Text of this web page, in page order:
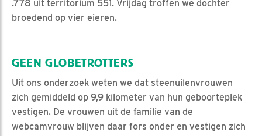
.778 uit territorium 551. Vrijdag troffen we dochter
broedend op vier eieren.
GEEN GLOBETROTTERS
Uit ons onderzoek weten we dat steenuilenvrouwen
zich gemiddeld op 9,9 kilometer van hun geboorteplek
vestigen. De vrouwen uit de familie van de
webcamvrouw blijven daar fors onder en vestigen zich